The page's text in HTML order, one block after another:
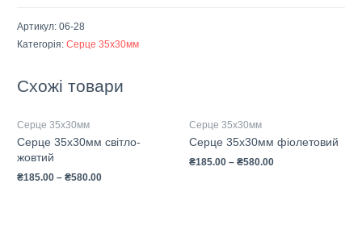
Артикул:06-28
Категорія:Серце 35х30мм
Схожі товари
Серце 35х30мм
Серце 35х30мм світло-
жовтий
₴185.00 –₴580.00
Серце 35х30мм
Серце 35х30мм фіолетовий
₴185.00 – ₴580.00